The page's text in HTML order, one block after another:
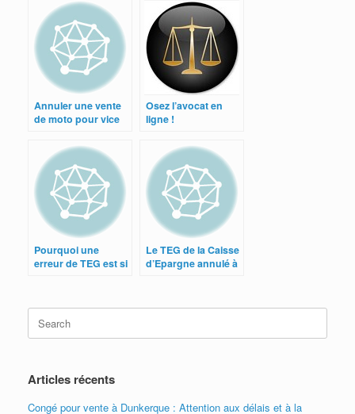
Annuler une vente
de moto pour vice
Osez l’avocat en
ligne !
Pourquoi une
erreur de TEG est si
Le TEG de la Caisse
d’Epargne annulé à
Search
for:
Articles récents
Congé pour vente à Dunkerque : Attention aux délais et à la